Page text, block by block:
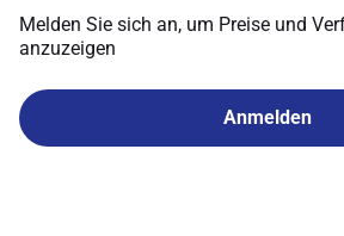
Melden Sie sich an, um Preise und
anzuzeigen
Anmelden